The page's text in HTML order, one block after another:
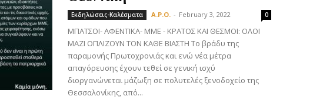
Εκδηλώσεις-Καλέσματα A.P.O. - February 3, 2022 0
ΜΠΑΤΣΟΙ- ΑΦΕΝΤΙΚΑ- ΜΜΕ - ΚΡΑΤΟΣ ΚΑΙ ΘΕΣΜΟΙ: ΟΛΟΙ
ΜΑΖΙ ΟΠΛΙΖΟΥΝ ΤΟΝ ΚΑΘΕ ΒΙΑΣΤΗ Το βράδυ της
παραμονής Πρωτοχρονιάς και ενώ νέα μέτρα
απαγόρευσης έχουν τεθεί σε γενική ισχύ
διοργανώνεται μάζωξη σε πολυτελές ξενοδοχείο της
Θεσσαλονίκης, από...